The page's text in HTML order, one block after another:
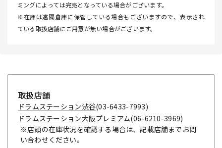
ミングによっては完売となっている場合がございます。
※在庫は遠隔倉庫に保管している場合もございますので、表示され
ている取扱店舗にご用意が無い場合がございます。
取扱店舗
ドラムステーション渋谷(03-6433-7993)
ドラムステーション大阪プレミアム(06-6210-3969)
※店頭の在庫状況を確認する場合は、記載店舗までお問
い合わせください。